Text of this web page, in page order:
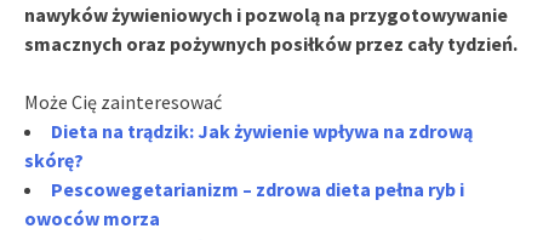
nawyków żywieniowych i pozwolą na przygotowywanie
smacznych oraz pożywnych posiłków przez cały tydzień.
Może Cię zainteresować
Dieta na trądzik: Jak żywienie wpływa na zdrową
skórę?
Pescowegetarianizm – zdrowa dieta pełna ryb i
owoców morza